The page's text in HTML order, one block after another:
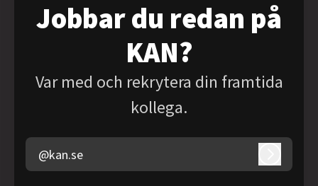
Jobbar du redan på
KAN?
Var med och rekrytera din framtida
kollega.
@kan.se